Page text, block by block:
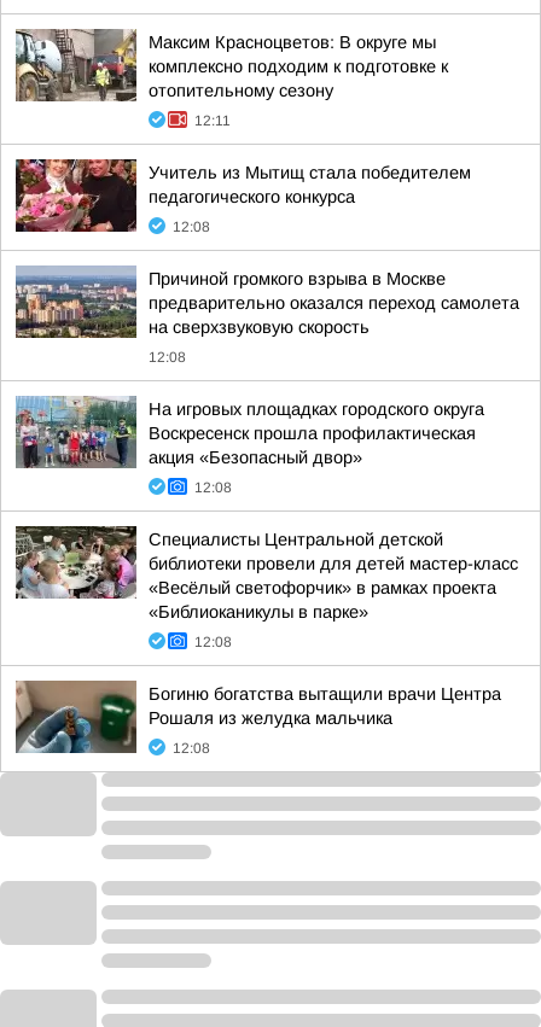
Максим Красноцветов: В округе мы
комплексно подходим к подготовке к
отопительному сезону
12:11
Учитель из Мытищ стала победителем
педагогического конкурса
12:08
Причиной громкого взрыва в Москве
предварительно оказался переход самолета
на сверхзвуковую скорость
12:08
На игровых площадках городского округа
Воскресенск прошла профилактическая
акция «Безопасный двор»
12:08
Специалисты Центральной детской
библиотеки провели для детей мастер-класс
«Весёлый светофорчик» в рамках проекта
«Библиоканикулы в парке»
12:08
Богиню богатства вытащили врачи Центра
Рошаля из желудка мальчика
12:08